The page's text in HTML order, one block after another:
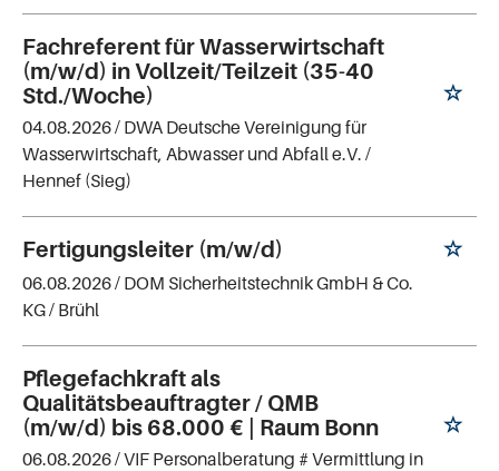
Fachreferent für Wasserwirtschaft
(m/w/d) in Vollzeit/Teilzeit (35-40
Std./Woche)
04.08.2026 / DWA Deutsche Vereinigung für
Wasserwirtschaft, Abwasser und Abfall e.V. /
Hennef (Sieg)
Fertigungsleiter (m/w/d)
06.08.2026 / DOM Sicherheitstechnik GmbH & Co.
KG/ Brühl
Pflegefachkraft als
Qualitätsbeauftragter / QMB
(m/w/d) bis 68.000 € | Raum Bonn
06.08.2026 /VIF Personalberatung # Vermittlung in